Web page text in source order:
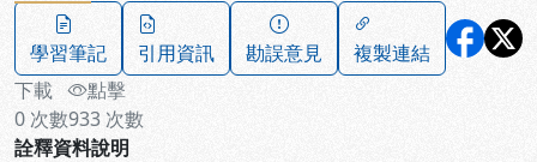
學習筆記 引用資訊 勘誤意見
複製連結
下載
0 次數
點擊
933 次數
詮釋資料說明